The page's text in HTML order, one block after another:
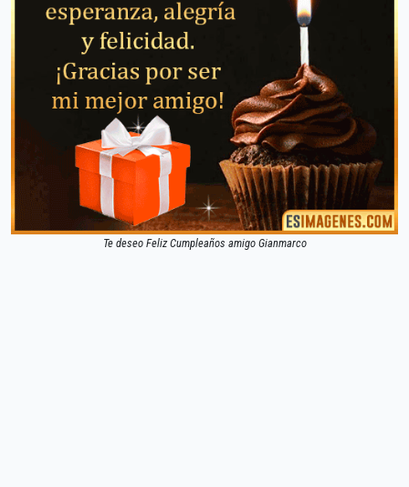
Te deseo Feliz Cumpleaños amigo Gianmarco